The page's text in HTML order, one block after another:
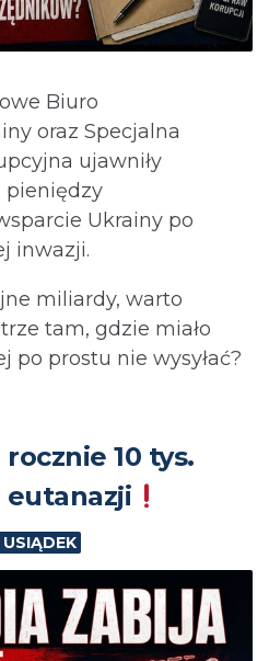
Biuro
oraz Specjalna
ujawniły
pieniędzy
Ukrainy po
inwazji.
miliardy, warto
tam, gdzie miało
po prostu nie wysyłać?⁩
10 tys.
eutanazji
USIĄDEK